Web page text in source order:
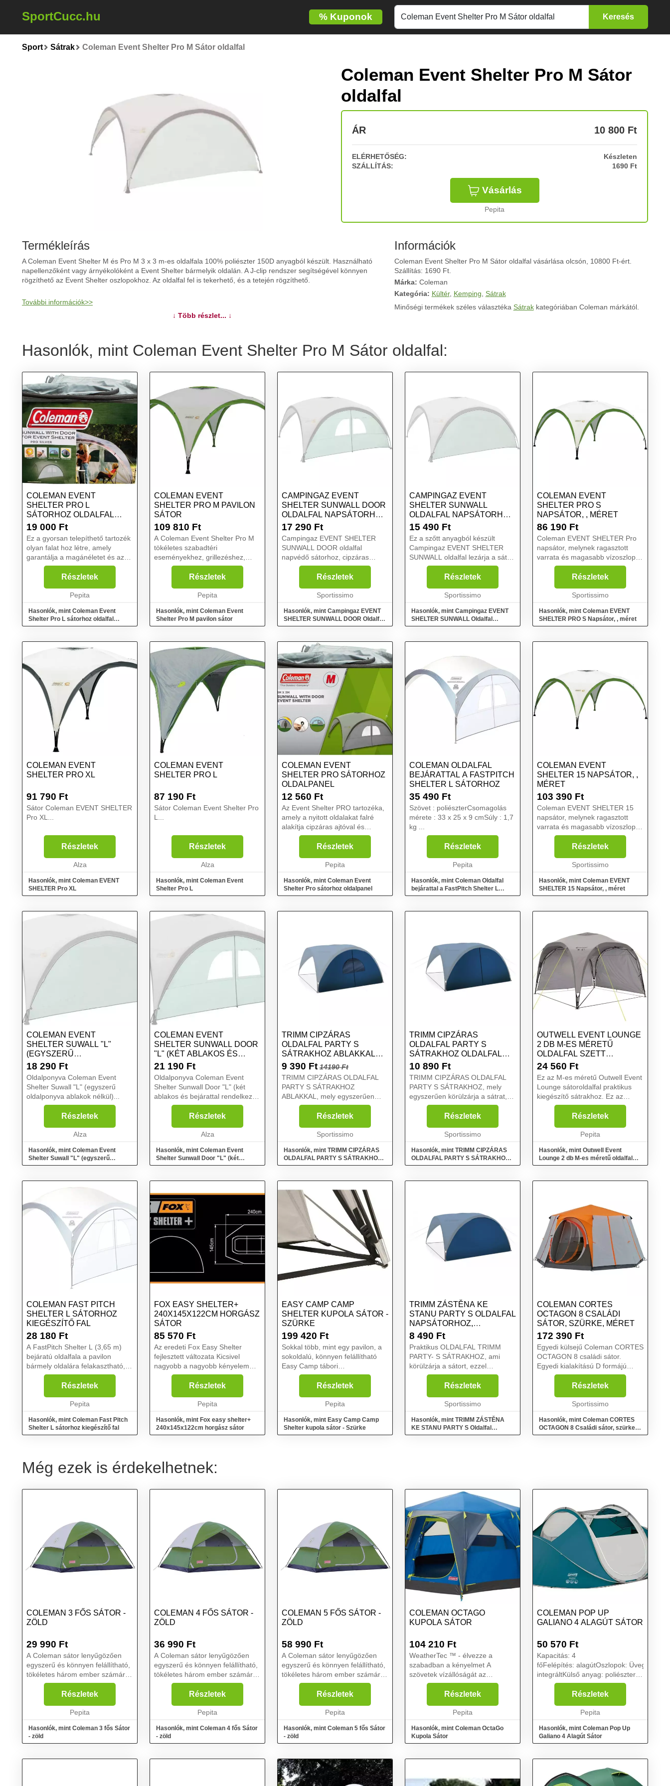
SportCucc.hu %Kuponok
Sport Sátrak Coleman Event Shelter Pro M Sátor oldalfal
Coleman Event Shelter Pro M Sátor
oldalfal
ÁR 10 800 Ft
ELÉRHETŐSÉG:
Készleten
SZÁLLÍTÁS:
1690 Ft
Vásárlás
Pepita
Termékleírás
A Coleman Event Shelter M és Pro M 3 x 3 m-es oldalfala 100% poliészter 150D anyagból készült. Használható
napellenzőként vagy árnyékolóként a Event Shelter bármelyik oldalán. A J-clip rendszer segítségével könnyen
rögzíthető az Event Shelter oszlopokhoz. Az oldalfal fel is tekerhető, és a tetején rögzíthető.
További információk>>
↓ Több részlet... ↓
Információk
Coleman Event Shelter Pro M Sátor oldalfal vásárlása olcsón, 10800 Ft-ért.
Szállítás: 1690 Ft.
Márka: Coleman
Kategória: Kültér, Kemping Sátrak
Minőségi termékek széles választéka Sátrakkategóriában Coleman márkától.
Hasonlók, mint Coleman Event Shelter Pro M Sátor oldalfal:
COLEMAN EVENT
SHELTER PRO L
SÁTORHOZ OLDALFAL
AJTÓVAL EZÜST
19 000 Ft
Ez a gyorsan telepíthető tartozék
olyan falat hoz létre, amely
garantálja a magánéletet és az
eső elleni védelmet a sátorban. A
tanúsított laboratóriumok
megerősítették a Coleman®
UVGuard ™ SPF50 véde...
Részletek
Pepita
Hasonlók, mint Coleman Event
Shelter Pro L sátorhoz oldalfal
ajtóval Ezüst
COLEMAN EVENT
SHELTER PRO M PAVILON
SÁTOR
109 810 Ft
A Coleman Event Shelter Pro M
tökéletes szabadtéri
eseményekhez, grillezéshez,
sporteseményekhez vagy a
következő kempinges
nyaraláshoz. Az UV védelemmel
ellátott Event Shelter Pro M
Részletek
Pepita
Hasonlók, mint Coleman Event
Shelter Pro M pavilon sátor
CAMPINGAZ EVENT
SHELTER SUNWALL DOOR
OLDALFAL NAPSÁTORHOZ,
ABLAKKAL ÉS
MÉRET
17 290 Ft
Campingaz EVENT SHELTER
SUNWALL DOOR oldalfal
napvédő sátorhoz, cipzáras
bejárattal és két áttetsző,
besötétíthető ablakkal. Pattintós
kampókkal könnyen a napsátor
szerkezetéhez erősíthető....
Részletek
Sportissimo
Hasonlók, mint Campingaz EVENT
SHELTER SUNWALL DOOR Oldalfal
napsátorhoz, ablakkal és bejárattal,
CAMPINGAZ EVENT
SHELTER SUNWALL
OLDALFAL NAPSÁTORHOZ,
EZÜST, MÉRET
15 490 Ft
Ez a szőtt anyagból készült
Campingaz EVENT SHELTER
SUNWALL oldalfal lezárja a sátor
egyik oldalát, árnyékolóként és
szélfogóként szolgál, valamint
nagyobb magánteret biztosít.
Pattintós kampókkal kön...
Részletek
Sportissimo
Hasonlók, mint Campingaz EVENT
SHELTER SUNWALL Oldalfal
napsátorhoz, ezüst, méret
COLEMAN EVENT
SHELTER PRO S
NAPSÁTOR, , MÉRET
86 190 Ft
Coleman EVENT SHELTER Pro
napsátor, melynek ragasztott
varrata és magasabb vízoszlopa
hatékony védelmet biztosít nap,
szél és eső ellen. UV Guard®
kezeléssel ellátott anyaga
hatékony védelmet biztosít...
Részletek
Sportissimo
Hasonlók, mint Coleman EVENT
SHELTER PRO S Napsátor, , méret
COLEMAN EVENT
SHELTER PRO XL
91 790 Ft
Sátor Coleman EVENT SHELTER
Pro XL...
Részletek
Alza
Hasonlók, mint Coleman EVENT
SHELTER Pro XL
COLEMAN EVENT
SHELTER PRO L
87 190 Ft
Sátor Coleman Event Shelter Pro
L...
Részletek
Alza
Hasonlók, mint Coleman Event
Shelter Pro L
COLEMAN EVENT
SHELTER PRO SÁTORHOZ
OLDALPANEL
12 560 Ft
Az Event Shelter PRO tartozéka,
amely a nyitott oldalakat falré
alakítja cipzáras ajtóval és
ablakokkal. Ideális a
magánélethez és az időjárástól
való védelemhez. Csomag
mérete 6,5 x 24 x 36 cm Külső ...
Részletek
Pepita
Hasonlók, mint Coleman Event
Shelter Pro sátorhoz oldalpanel
COLEMAN OLDALFAL
BEJÁRATTAL A FASTPITCH
SHELTER L SÁTORHOZ
35 490 Ft
Szövet : poliészterCsomagolás
mérete : 33 x 25 x 9 cmSúly : 1,7
kg ...
Részletek
Pepita
Hasonlók, mint Coleman Oldalfal
bejárattal a FastPitch Shelter L
sátorhoz
COLEMAN EVENT
SHELTER 15 NAPSÁTOR, ,
MÉRET
103 390 Ft
Coleman EVENT SHELTER 15
napsátor, melynek ragasztott
varrata és magasabb vízoszlopa
hatékony védelmet biztosít nap,
szél és eső ellen. UV Guard®
kezeléssel ellátott anyaga
hatékony védelmet biztosít...
Részletek
Sportissimo
Hasonlók, mint Coleman EVENT
SHELTER 15 Napsátor, , méret
COLEMAN EVENT
SHELTER SUWALL "L"
(EGYSZERŰ
OLDALPONYVA ABLAKOK
18 290 Ft
Oldalponyva Coleman Event
Shelter Suwall "L" (egyszerű
oldalponyva ablakok nélkül)...
Részletek
Alza
Hasonlók, mint Coleman Event
Shelter Suwall "L" (egyszerű
oldalponyva ablakok nélkül)
COLEMAN EVENT
SHELTER SUNWALL DOOR
"L" (KÉT ABLAKOS ÉS
BEJÁRATTAL
OLDALPONYVA)
21 190 Ft
Oldalponyva Coleman Event
Shelter Sunwall Door "L" (két
ablakos és bejárattal rendelkező
oldalponyva)...
Részletek
Alza
Hasonlók, mint Coleman Event
Shelter Sunwall Door "L" (két
ablakos és bejárattal rendelkező
TRIMM CIPZÁRAS
OLDALFAL PARTY S
SÁTRAKHOZ ABLAKKAL
OLDALFAL NAPVÉDŐ
SÁTORHOZ, SÖTÉTKÉK,
MÉRET
9 390 Ft 14190 Ft
TRIMM CIPZÁRAS OLDALFAL
PARTY S SÁTRAKHOZ
ABLAKKAL, mely egyszerűen
körülzárja a sátrat, és így
megfelelő védelmet nyújt a
kedvezőtlen időjárási
viszonyokkal szemben, valamit
Részletek
Sportissimo
Hasonlók, mint TRIMM CIPZÁRAS
OLDALFAL PARTY S SÁTRAKHOZ
ABLAKKAL Oldalfal napvédő
TRIMM CIPZÁRAS
OLDALFAL PARTY S
SÁTRAKHOZ OLDALFAL
NAPVÉDŐ SÁTORHOZ, ,
10 890 Ft
TRIMM CIPZÁRAS OLDALFAL
PARTY S SÁTRAKHOZ, mely
egyszerűen körülzárja a sátrat,
és így megfelelő védelmet nyújt a
kedvezőtlen időjárási
viszonyokkal szemben, valamit
elegendő magánszférát biztosít.
Részletek
Sportissimo
Hasonlók, mint TRIMM CIPZÁRAS
OLDALFAL PARTY S SÁTRAKHOZ
Oldalfal napvédő sátorhoz, , méret
OUTWELL EVENT LOUNGE
2 DB M-ES MÉRETŰ
OLDALFAL SZETT
HASZONSÁTORHOZ
24 560 Ft
Ez az M-es méretű Outwell Event
Lounge sátoroldalfal praktikus
kiegészítő sátrakhoz. Ez az
oldalfal az M-es méretű Outwell
Event Lounge sátorhoz
használható. Megvéd a széltől és
az esőtől, így kényelm...
Részletek
Pepita
Hasonlók, mint Outwell Event
Lounge 2 db M-es méretű oldalfal
szett haszonsátorhoz
COLEMAN FAST PITCH
SHELTER L SÁTORHOZ
KIEGÉSZÍTŐ FAL
28 180 Ft
A FastPitch Shelter L (3,65 m)
bejáratú oldalfala a pavilon
bármely oldalára felakasztható,
és még jobb védelmet nyújt szél,
eső és nap ellen. Az oldalfal két
átlátszó ablakkal van ellátva,
Részletek
Pepita
Hasonlók, mint Coleman Fast Pitch
Shelter L sátorhoz kiegészítő fal
FOX EASY SHELTER+
240X145X122CM HORGÁSZ
SÁTOR
85 570 Ft
Az eredeti Fox Easy Shelter
fejlesztett változata Kicsivel
nagyobb a nagyobb kényelem
érdekében Integrált tető
kialakítás (nem szükséges
betekerni a nyitó rudat a tetőhöz)
gyorsabb felállítást és jo...
Részletek
Pepita
Hasonlók, mint Fox easy shelter+
240x145x122cm horgász sátor
EASY CAMP CAMP
SHELTER KUPOLA SÁTOR -
SZÜRKE
199 420 Ft
Sokkal több, mint egy pavilon, a
sokoldalú, könnyen felállítható
Easy Camp tábori
menedékházzal sokféleképpen
élvezheti a szabadtéri életet
egész nyáron. A nyitott, védett
lakótérrel és az alvásra és ...
Részletek
Pepita
Hasonlók, mint Easy Camp Camp
Shelter kupola sátor - Szürke
TRIMM ZÁSTĚNA KE
STANU PARTY S OLDALFAL
NAPSÁTORHOZ,
SÖTÉTKÉK, MÉRET
8 490 Ft
Praktikus OLDALFAL TRIMM
PARTY- S SÁTRAKHOZ, ami
körülzárja a sátort, ezzel
magánszférát és védelmet
teremtve a kedvezőtlen időtől.
Más oldalfalakkal és
bogárhálókkal is kombinálható....
Részletek
Sportissimo
Hasonlók, mint TRIMM ZÁSTĚNA
KE STANU PARTY S Oldalfal
napsátorhoz, sötétkék, méret
COLEMAN CORTES
OCTAGON 8 CSALÁDI
SÁTOR, SZÜRKE, MÉRET
172 390 Ft
Egyedi külsejű Coleman CORTES
OCTAGON 8 családi sátor.
Egyedi kialakítású D formájú
bejárata megkönnyíti a ki/be való
Részletek
Sportissimo
Hasonlók, mint Coleman CORTES
OCTAGON 8 Családi sátor, szürke,
méret
Még ezek is érdekelhetnek:
COLEMAN 3 FŐS SÁTOR -
ZÖLD
29 990 Ft
A Coleman sátor lenyűgözően
egyszerű és könnyen felállítható,
tökéletes három ember számára.
A sátor teljesen univerzális,
ennek köszönhetően több helyre
alkalmas, mint például vízpartra,
Részletek
Pepita
Hasonlók, mint Coleman 3 fős Sátor
- zöld
COLEMAN 4 FŐS SÁTOR -
ZÖLD
36 990 Ft
A Coleman sátor lenyűgözően
egyszerű és könnyen felállítható,
tökéletes három ember számára.
A sátor teljesen univerzális,
ennek köszönhetően több helyre
alkalmas, mint például vízpartra,
Részletek
Pepita
Hasonlók, mint Coleman 4 fős Sátor
- zöld
COLEMAN 5 FŐS SÁTOR -
ZÖLD
58 990 Ft
A Coleman sátor lenyűgözően
egyszerű és könnyen felállítható,
tökéletes három ember számára.
A sátor teljesen univerzális,
ennek köszönhetően több helyre
alkalmas, mint például vízpartra,
Részletek
Pepita
Hasonlók, mint Coleman 5 fős Sátor
- zöld
COLEMAN OCTAGO
KUPOLA SÁTOR
104 210 Ft
WeatherTec ™ - élvezze a
szabadban a kényelmet A
szövetek vízállóságát az
úgynevezett vízoszlop
segítségével mérik. Ha egy sátor
3000 mm vízoszloppal
rendelkezik, azt jelenti, hogy a
Részletek
Pepita
Hasonlók, mint Coleman OctaGo
Kupola Sátor
COLEMAN POP UP
GALIANO 4 ALAGÚT SÁTOR
50 570 Ft
Kapacitás: 4
főFelépítés: alagútOszlopok:
integráltKülső anyag: poliészter
PU bevonattal /
tűzállóVarratok: ragasztott
varratokHordtáskaCsomag
mérete: Ø 90 cmSúly: 3,3
Részletek
Pepita
Hasonlók, mint Coleman Pop Up
Galiano 4 Alagút Sátor